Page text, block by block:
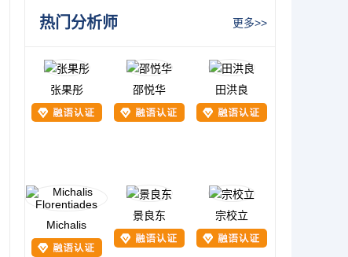
热门分析师 更多>>
张果彤 邵悦华 田洪良
Michalis
景良东 宗校立